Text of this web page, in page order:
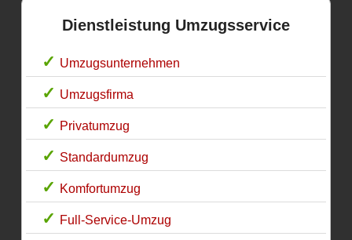
Dienstleistung Umzugsservice
Umzugsunternehmen
Umzugsfirma
Privatumzug
Standardumzug
Komfortumzug
Full-Service-Umzug